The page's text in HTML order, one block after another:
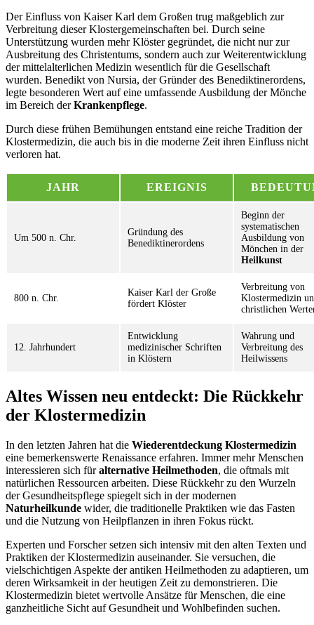
Der Einfluss von Kaiser Karl dem Großen trug maßgeblich zur
Verbreitung dieser Klostergemeinschaften bei. Durch seine
Unterstützung wurden mehr Klöster gegründet, die nicht nur zur
Ausbreitung des Christentums, sondern auch zur Weiterentwicklung
der mittelalterlichen Medizin wesentlich für die Gesellschaft
wurden. Benedikt von Nursia, der Gründer des Benediktinerordens,
legte besonderen Wert auf eine umfassende Ausbildung der Mönche
im Bereich derKrankenpflege.
Durch diese frühen Bemühungen entstand eine reiche Tradition der
Klostermedizin, die auch bis in die moderne Zeit ihren Einfluss nicht
verloren hat.
JAHR EREIGNIS
Um 500 n. Chr.
Gründung des
Benediktinerordens
Beginn der
systematischen
Ausbildung von
Mönchen in der
Heilkunst
800 n. Chr.
Kaiser Karl der Große
fördert Klöster
Verbreitung von
Klostermedizin
christlichen
12. Jahrhundert
Entwicklung
medizinischer Schriften
in Klöstern
Wahrung und
Verbreitung des
Heilwissens
Altes Wissen neu entdeckt: Die Rückkehr
der Klostermedizin
In den letzten Jahren hat die Wiederentdeckung Klostermedizin
eine bemerkenswerte Renaissance erfahren. Immer mehr Menschen
interessieren sich füralternative Heilmethoden, die oftmals mit
natürlichen Ressourcen arbeiten. Diese Rückkehr zu den Wurzeln
der Gesundheitspflege spiegelt sich in der modernen
Naturheilkunde wider, die traditionelle Praktiken wie das Fasten
und die Nutzung von Heilpflanzen in ihren Fokus rückt.
Experten und Forscher setzen sich intensiv mit den alten Texten und
Praktiken der Klostermedizin auseinander. Sie versuchen, die
vielschichtigen Aspekte der antiken Heilmethoden zu adaptieren, um
deren Wirksamkeit in der heutigen Zeit zu demonstrieren. Die
Klostermedizin bietet wertvolle Ansätze für Menschen, die eine
ganzheitliche Sicht auf Gesundheit und Wohlbefinden suchen.